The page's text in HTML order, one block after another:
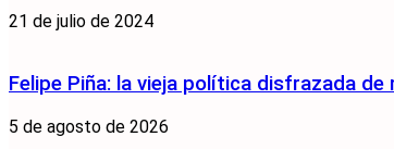
21 de julio de 2024
Felipe Piña: la vieja política disfrazada de
5 de agosto de 2026